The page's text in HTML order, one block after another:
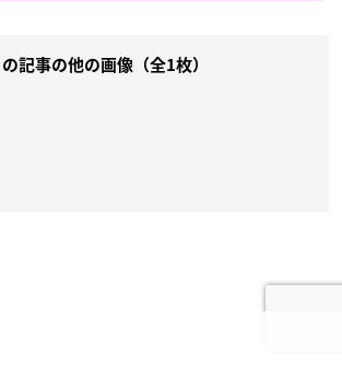
の記事の他の画像（全1枚）